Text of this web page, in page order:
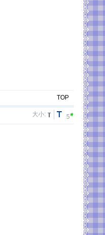
TOP
5#
大小: